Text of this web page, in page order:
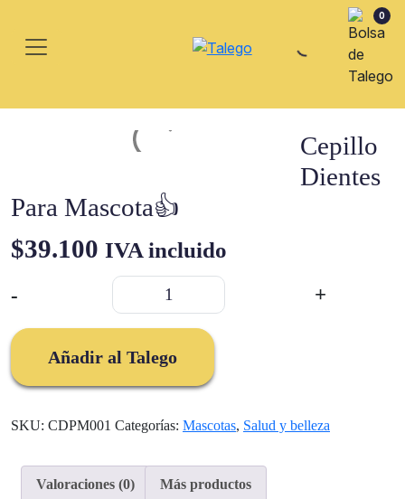
0
Cepillo
Dientes
Para Mascota👍
$39.100 IVA incluido
-
Cepillo
Para
cantidad
+
Añadir al Talego
SKU: CDPM001 Categorías: Mascotas, Salud y belleza
Valoraciones (0) Más productos